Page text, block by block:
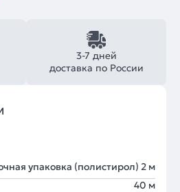
3-7 дней
доставка по России
упаковка (полистирол) 2 м
40 м